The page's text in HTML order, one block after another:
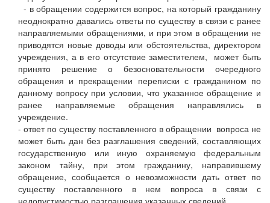
- в обращении содержится вопрос, на который гражданину
неоднократно давались ответы по существу в связи с ранее
направляемыми обращениями, и при этом в обращении не
приводятся новые доводы или обстоятельства, директором
учреждения, а в его отсутствие заместителем, может быть
принято решение о безосновательности очередного
обращения и прекращении переписки с гражданином по
данному вопросу при условии, что указанное обращение и
ранее направляемые обращения направлялись в
учреждение.
- ответ по существу поставленного в обращении вопроса не
может быть дан без разглашения сведений, составляющих
государственную или иную охраняемую федеральным
законом тайну, при этом гражданину, направившему
обращение, сообщается о невозможности дать ответ по
существу поставленного в нем вопроса в связи с